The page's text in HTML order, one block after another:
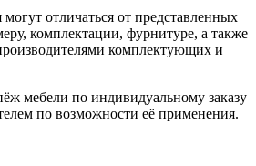
отличаться от представленных
комплектации, фурнитуре, а также
комплектующих и
мебели по индивидуальному заказу
по возможности её применения.